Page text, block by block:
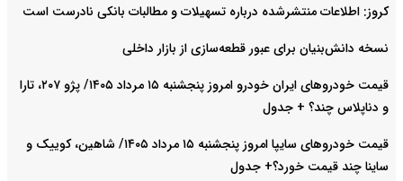
کروز: اطلاعات منتشرشده درباره تسهیلات و مطالبات بانکی نادرست است
نسخه دانش‌بنیان برای عبور قطعه‌سازی از بازار داخلی
قیمت خودرو‌های ایران خودرو امروز پنجشنبه ۱۵ مرداد ۱۴۰۵/ پژو ۲۰۷، تارا
و دناپلاس چند؟ + جدول
قیمت خودرو‌های سایپا امروز پنجشنبه ۱۵ مرداد ۱۴۰۵/ شاهین، کوییک و
ساینا چند قیمت خورد؟+ جدول